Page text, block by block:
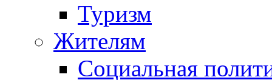
Туризм
Жителям
Социальная